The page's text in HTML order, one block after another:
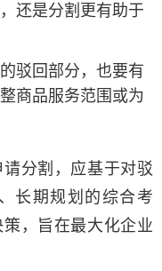
还是分割更有助于
驳回部分，也要有
商品服务范围或为
请分割，应基于对驳
长期规划的综合考
，旨在最大化企业